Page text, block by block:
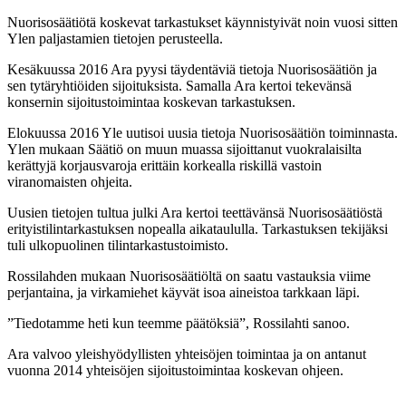
Nuorisosäätiötä koskevat tarkastukset käynnistyivät noin vuosi sitten
Ylen paljastamien tietojen perusteella.
Kesäkuussa 2016 Ara pyysi täydentäviä tietoja Nuorisosäätiön ja
sen tytäryhtiöiden sijoituksista. Samalla Ara kertoi tekevänsä
konsernin sijoitustoimintaa koskevan tarkastuksen.
Elokuussa 2016 Yle uutisoi uusia tietoja Nuorisosäätiön toiminnasta.
Ylen mukaan Säätiö on muun muassa sijoittanut vuokralaisilta
kerättyjä korjausvaroja erittäin korkealla riskillä vastoin
viranomaisten ohjeita.
Uusien tietojen tultua julki Ara kertoi teettävänsä Nuorisosäätiöstä
erityistilintarkastuksen nopealla aikataululla. Tarkastuksen tekijäksi
tuli ulkopuolinen tilintarkastustoimisto.
Rossilahden mukaan Nuorisosäätiöltä on saatu vastauksia viime
perjantaina, ja virkamiehet käyvät isoa aineistoa tarkkaan läpi.
”Tiedotamme heti kun teemme päätöksiä”, Rossilahti sanoo.
Ara valvoo yleishyödyllisten yhteisöjen toimintaa ja on antanut
vuonna 2014 yhteisöjen sijoitustoimintaa koskevan ohjeen.